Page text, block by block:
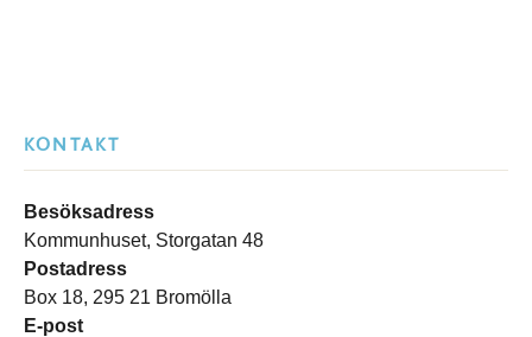
KONTAKT
Besöksadress
Kommunhuset, Storgatan 48
Postadress
Box 18, 295 21 Bromölla
E-post